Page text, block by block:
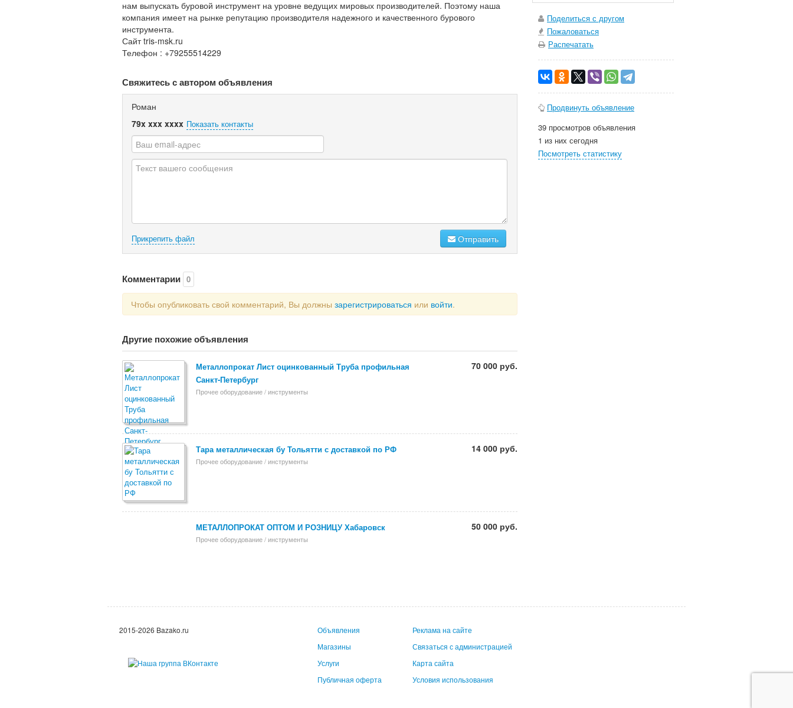
нам выпускать буровой инструмент на уровне ведущих мировых производителей. Поэтому наша
компания имеет на рынке репутацию производителя надежного и качественного бурового
инструмента.
Сайт tris-msk.ru
Телефон : +79255514229
Свяжитесь с автором объявления
Роман
79x xxx xxxx Показать контакты
Прикрепить файл Отправить
Комментарии 0
Чтобы опубликовать свой комментарий, Вы должны зарегистрироваться или войти.
Другие похожие объявления
Металлопрокат Лист оцинкованный Труба профильная
Санкт-Петербург
Прочее оборудование / инструменты
70 000 руб.
Тара металлическая бу Тольятти с доставкой по РФ
Прочее оборудование / инструменты
14 000 руб.
МЕТАЛЛОПРОКАТ ОПТОМ И РОЗНИЦУ Хабаровск
Прочее оборудование / инструменты
50 000 руб.
Поделиться с другом
Пожаловаться
Распечатать
Продвинуть объявление
39 просмотров объявления
1 из них сегодня
Посмотреть статистику
2015-2026 Bazako.ru
Объявления
Магазины
Услуги
Публичная оферта
Реклама на сайте
Связаться с администрацией
Карта сайта
Условия использования